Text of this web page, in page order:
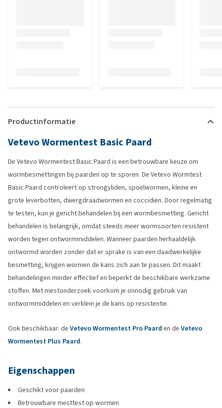
Productinformatie
Vetevo Wormentest Basic Paard
De Vetevo Wormentest Basic Paard is een betrouwbare keuze om
wormbesmettingen bij paarden op te sporen. De Vetevo Wormtest
Basic Paard controleert op strongyliden, spoelwormen, kleine en
grote leverbotten, dwergdraadwormen en coccidiën. Door regelmatig
te testen, kun je gericht behandelen bij een wormbesmetting. Gericht
behandelen is belangrijk, omdat steeds meer wormsoorten resistent
worden tegen ontwormmiddelen. Wanneer paarden herhaaldelijk
ontwormd worden zonder dat er sprake is van een daadwerkelijke
besmetting, krijgen wormen de kans zich aan te passen. Dit maakt
behandelingen minder effectief en beperkt de beschikbare werkzame
stoffen. Met mestonderzoek voorkom je onnodig gebruik van
ontwormmiddelen en verklein je de kans op resistentie.
Ook beschikbaar: de Vetevo Wormentest Pro Paard en de Vetevo
Wormentest Plus Paard.
Eigenschappen
Geschikt voor paarden
Betrouwbare mesttest op wormen